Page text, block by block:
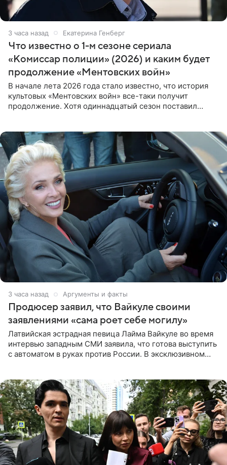
3 часа назад Екатерина Генберг
Что известно о 1-м сезоне сериала
«Комиссар полиции» (2026) и каким будет
продолжение «Ментовских войн»
В начале лета 2026 года стало известно, что история
культовых «Ментовских войн» все-таки получит
продолжение. Хотя одиннадцатый сезон поставил
3 часа назад Аргументы и факты
Продюсер заявил, что Вайкуле своими
заявлениями «сама роет себе могилу»
Латвийская эстрадная певица Лайма Вайкуле во время
интервью западным СМИ заявила, что готова выступить
с автоматом в руках против России. В эксклюзивном